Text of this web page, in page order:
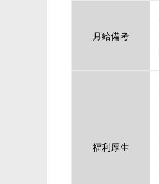
月給備考
福利厚生